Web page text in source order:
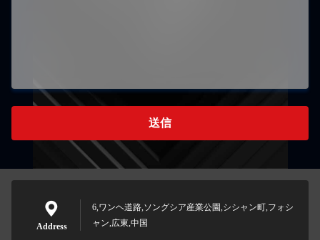
送信
Address
6,ワンヘ道路,ソングシア産業公園,シシャン町,フォシ
ャン,広東,中国